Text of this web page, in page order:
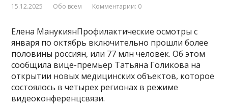
15.12.2025 Обо всем Комментарии: 0
Елена МанукиянПрофилактические осмотры с
января по октябрь включительно прошли более
половины россиян, или 77 млн человек. Об этом
сообщила вице-премьер Татьяна Голикова на
открытии новых медицинских объектов, которое
состоялось в четырех регионах в режиме
видеоконференцсвязи.